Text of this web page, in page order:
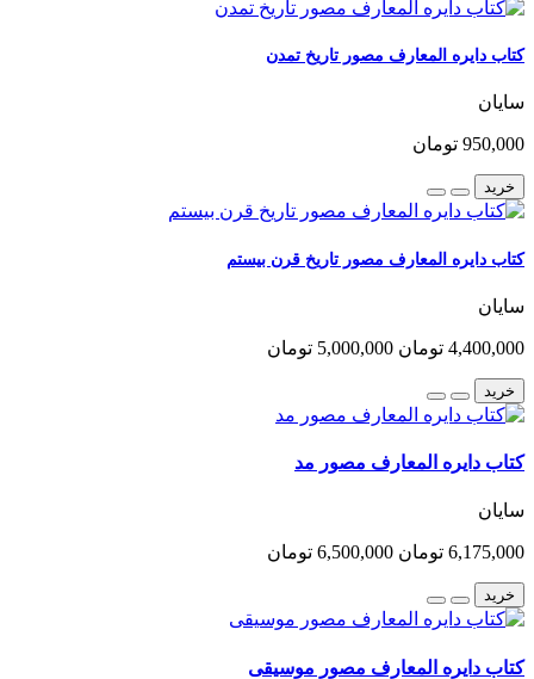
کتاب دایره المعارف مصور تاریخ تمدن
سایان
950,000 تومان
خرید
کتاب دایره المعارف مصور تاریخ قرن بیستم
سایان
4,400,000 تومان 5,000,000 تومان
خرید
کتاب دایره المعارف مصور مد
سایان
6,175,000 تومان 6,500,000 تومان
خرید
کتاب دایره المعارف مصور موسیقی